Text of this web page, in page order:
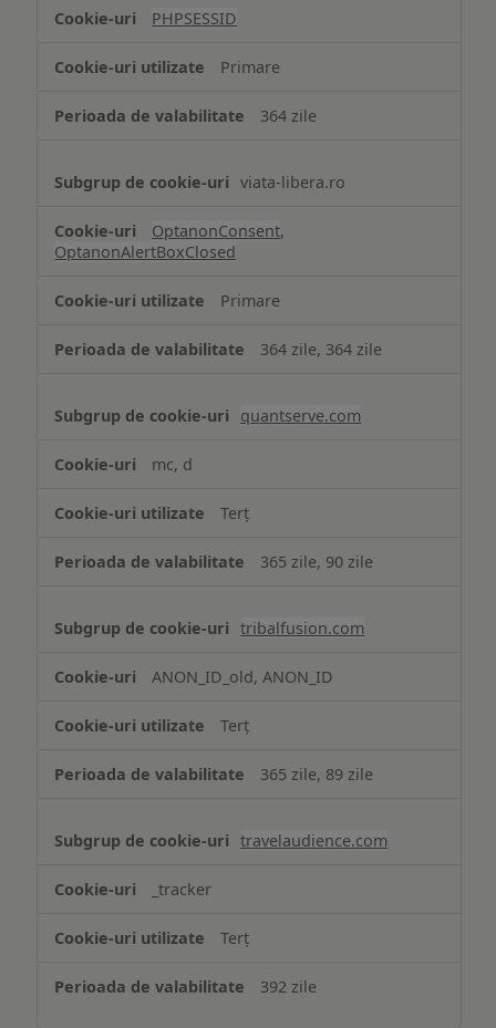
Cookie
necesare
PHPSESSID
Primare
364 zile
viata-libera.ro
OptanonConsent,
OptanonAlertBoxClosed
Primare
364 zile, 364 zile
quantserve.com
mc, d
Terț
365 zile, 90 zile
tribalfusion.com
ANON_ID_old, ANON_ID
Terț
365 zile, 89 zile
travelaudience.com
_tracker
Terț
392 zile